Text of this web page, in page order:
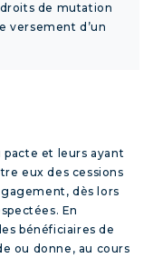
de mutation
versement d’un
pacte et leurs ayant
eux des cessions
dès lors
En
bénéficiaires de
ou donne, au cours